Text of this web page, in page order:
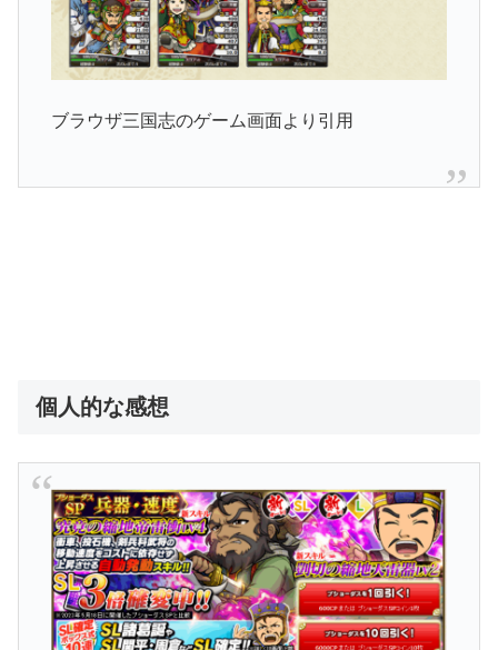
ブラウザ三国志のゲーム画面より引用
個人的な感想